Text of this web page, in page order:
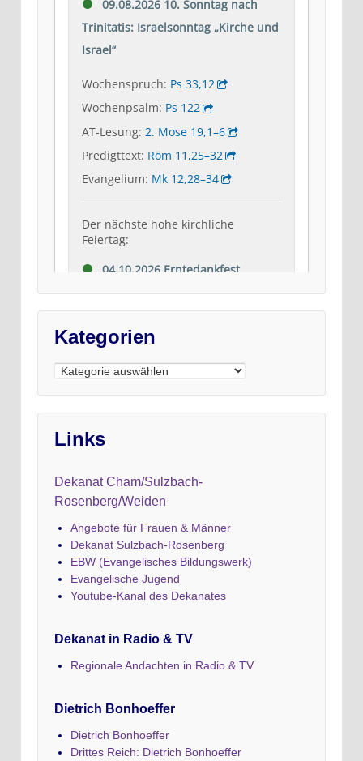
Kategorien
Kategorien
Links
Dekanat Cham/Sulzbach-
Rosenberg/Weiden
Angebote für Frauen & Männer
Dekanat Sulzbach-Rosenberg
EBW (Evangelisches Bildungswerk)
Evangelische Jugend
Youtube-Kanal des Dekanates
Dekanat in Radio & TV
Regionale Andachten in Radio & TV
Dietrich Bonhoeffer
Dietrich Bonhoeffer
Drittes Reich: Dietrich Bonhoeffer